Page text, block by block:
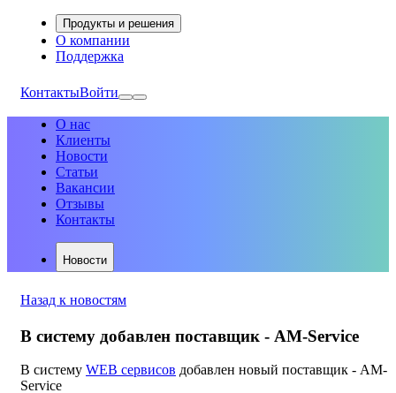
Продукты и решения
О компании
Поддержка
КонтактыВойти
О нас
Клиенты
Новости
Статьи
Вакансии
Отзывы
Контакты
Новости
Назад к новостям
В систему добавлен поставщик - AM-Service
В систему WEB сервисов добавлен новый поставщик - AM-
Service